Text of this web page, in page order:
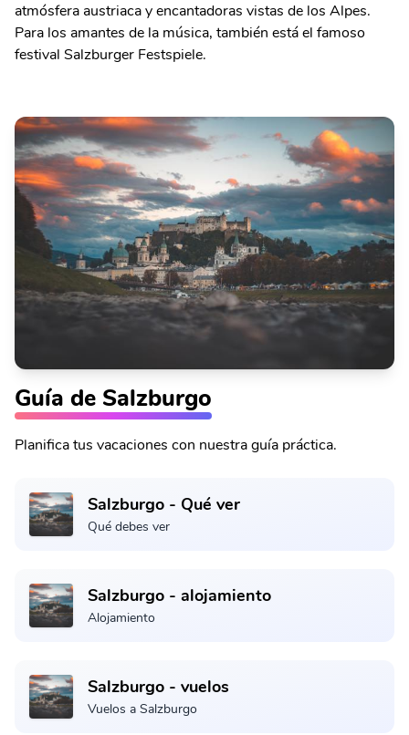
atmósfera austriaca y encantadoras vistas de los Alpes.
Para los amantes de la música, también está el famoso
festival Salzburger Festspiele.
Guía de Salzburgo
Planifica tus vacaciones con nuestra guía práctica.
Salzburgo - Qué ver
Qué debes ver
Salzburgo - alojamiento
Alojamiento
Salzburgo - vuelos
Vuelos a Salzburgo